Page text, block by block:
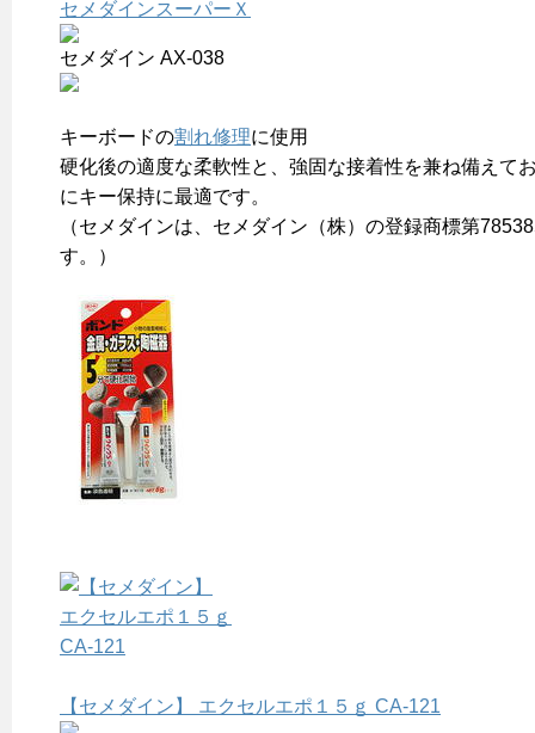
セメダインスーパーＸ
セメダイン AX-038
キーボードの割れ修理に使用
硬化後の適度な柔軟性と、強固な接着性を兼ね備えて
にキー保持に最適です。
（セメダインは、セメダイン（株）の登録商標第
す。）
【セメダイン】 エクセルエポ１５ｇ CA-121